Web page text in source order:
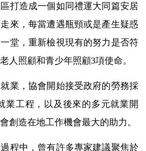
打造成一個如同禮運大同篇安居
來，每當遭遇瓶頸或是產生疑惑
堂，重新檢視現有的努力是否符
人照顧和青少年照顧3項使命。
業，協會開始接受政府的勞務採
業工程，以及後來的多元就業開
創造在地工作機會最大的助力。
程中，曾有許多專家建議聚焦於